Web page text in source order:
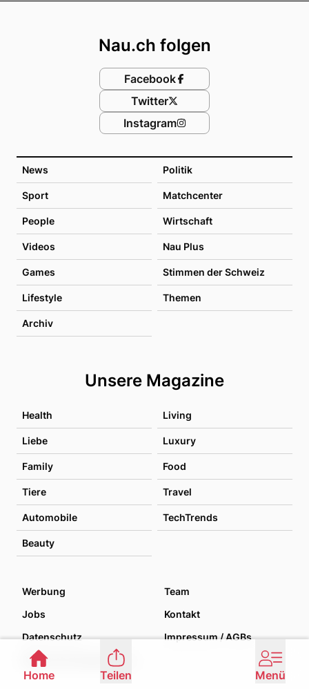
News Politik
Sport Matchcenter
People Wirtschaft
Videos Nau Plus
Games Stimmen der Schweiz
Lifestyle Themen
Archiv
Unsere Magazine
Health Living
Liebe Luxury
Family Food
Tiere Travel
Automobile TechTrends
Beauty
Nau.ch folgen
Facebook
Twitter
Instagram
Werbung
Team
Jobs
Kontakt
Datenschutz
Impressum / AGBs
Home Teilen Menü